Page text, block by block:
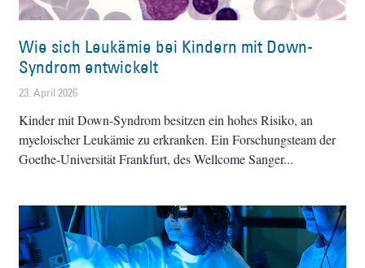
Wie sich Leukämie bei Kindern mit Down-
Syndrom entwickelt
23. April 2026
Kinder mit Down-Syndrom besitzen ein hohes Risiko, an
myeloischer Leukämie zu erkranken. Ein Forschungsteam der
Goethe-Universität Frankfurt, des Wellcome Sanger